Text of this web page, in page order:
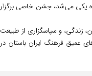
ماه یکی می‌شد، جشن خاصی برگزار
زندگی، و سپاسگزاری از طبیعت
عمیق فرهنگ ایران باستان در